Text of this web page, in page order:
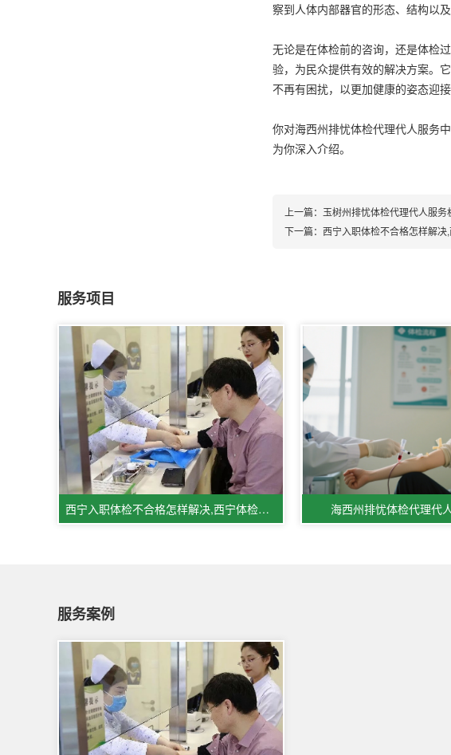
察到人体内部器官的形态、结构以
无论是在体检前的咨询，还是体检
验，为民众提供有效的解决方案。
不再有困扰，以更加健康的姿态迎
你对海西州排忧体检代理代人服务
为你深入介绍。
上一篇： 玉树州排忧体检代理代人服务
下一篇： 西宁入职体检不合格怎样解
服务项目
西宁入职体检不合格怎样解决,西宁体检医院体检服务相关情况 海西州排忧体检代理代
服务案例